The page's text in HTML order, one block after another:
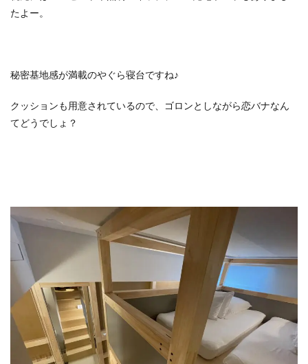
たよー。
秘密基地感が満載のやぐら寝台ですね♪
クッションも用意されているので、ゴロンとしながら恋バナなん
てどうでしょ？